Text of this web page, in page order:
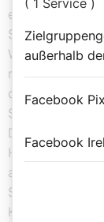
eingesperrten
Sie zwingt den
Wache
rätselhaften
den keuschen
Salomes
Der unheilvolle
Herodes seiner
alles
Salome ein,
Kopf des
außerhalb
Facebook
Facebook